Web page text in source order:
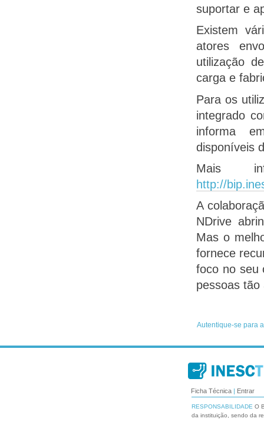
suportar e
Existem
atores
utilização
carga e
Para os
integrado
informa
disponíveis
Mais
http://
A
NDrive
Mas o
fornece
foco no seu
pessoas tão
Ficha Técnica Entrar
RESPONSABILIDADE O
da instituição, sendo da